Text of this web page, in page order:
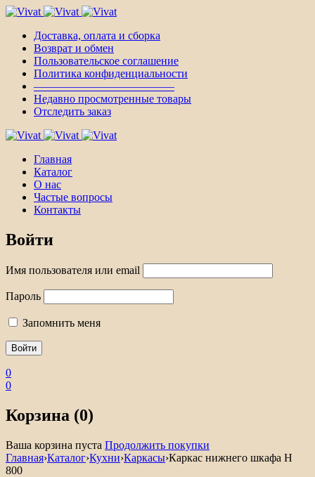
Доставка, оплата и сборка
Возврат и обмен
Пользовательское соглашение
Политика конфиденциальности
————————————–
Недавно просмотренные товары
Отследить заказ
Главная
Каталог
О нас
Частые вопросы
Контакты
Войти
Имя пользователя или email
Пароль
Запомнить меня
0
0
Корзина (0)
Ваша корзина пуста Продолжить покупки
Главная›Каталог›Кухни›Каркасы›Каркас нижнего шкафа Н
800